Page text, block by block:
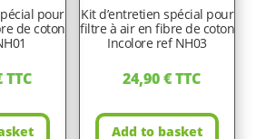
pour
de coton
TTC
Kit d’entretien spécial pour
filtre à air en fibre de coton
Incolore ref NH03
24,90€TTC
Add to basket